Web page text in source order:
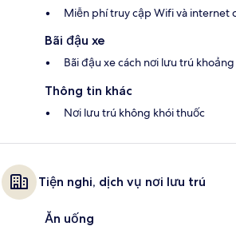
Miễn phí truy cập Wifi và internet
Bãi đậu xe
Bãi đậu xe cách nơi lưu trú khoảng
Thông tin khác
Nơi lưu trú không khói thuốc
Tiện nghi, dịch vụ nơi lưu trú
Ăn uống